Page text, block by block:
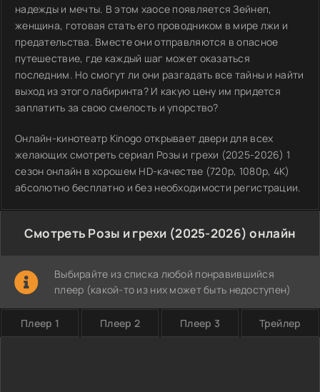
надежды и мечты. В этом хаосе появляется Зейнеп,
женщина, готовая стать его проводником в мире лжи и
предательства. Вместе они отправляются в опасное
путешествие, где каждый шаг может оказаться
последним. Но смогут ли они разгадать все тайны и найти
выход из этого лабиринта? И какую цену им придется
заплатить за свою смелость и упорство?
Онлайн-кинотеатр Kinogo открывает двери для всех
желающих смотреть сериал Розы и грехи (2025-2026) 1
сезон онлайн в хорошем HD-качестве (720p, 1080p, 4K)
абсолютно бесплатно и без необходимости регистрации.
Смотреть Розы и грехи (2025-2026) онлайн
Выбирайте из списка любой понравившийся
плеер (какой-то из них может быть недоступен)
Плеер 1 Плеер 2 Плеер 3 Трейлер